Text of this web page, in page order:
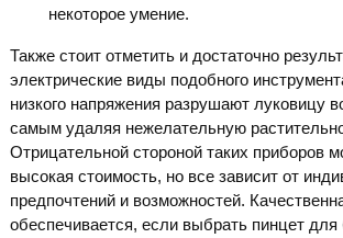
некоторое умение.
Также стоит отметить и достаточно
электрические виды подобного
низкого напряжения разрушают луковицу
самым удаляя нежелательную
Отрицательной стороной таких приборов
высокая стоимость, но все зависит от
предпочтений и возможностей.
обеспечивается, если выбрать пинцет для